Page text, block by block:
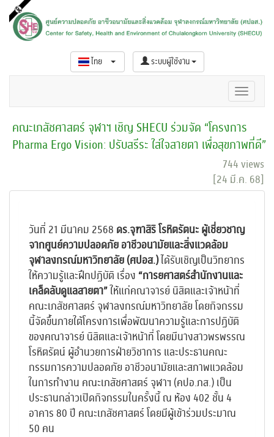
ไทย ระบบผู้ใช้งาน
คณะเภสัชศาสตร์ จุฬาฯ เชิญ SHECU ร่วมจัด “โครงการ
Pharma Ergo Vision: ปรับสรีระ ใส่ใจสายตา เพื่อสุขภาพที่ดี”
744 views
[24 มี.ค. 68]
วันที่ 21 มีนาคม 2568 ดร.จุฑาสิริ โรหิตรัตนะ ผู้เชี่ยวชาญ
จากศูนย์ความปลอดภัย อาชีวอนามัยและสิ่งแวดล้อม
จุฬาลงกรณ์มหาวิทยาลัย (ศปอส.)ได้รับเชิญเป็นวิทยากร
ให้ความรู้และฝึกปฏิบัติ เรื่อง “การยศาสตร์สำนักงานและ
เคล็ดลับดูแลสายตา”ให้แก่คณาจารย์ นิสิตและเจ้าหน้าที่
คณะเภสัชศาสตร์ จุฬาลงกรณ์มหาวิทยาลัย โดยกิจกรรม
นี้จัดขึ้นภายใต้โครงการเพื่อพัฒนาความรู้และการปฏิบัติ
ของคณาจารย์ นิสิตและเจ้าหน้าที่ โดยมีนางสาวพรพรรณ
โรหิตรัตน์ ผู้อำนวยการฝ่ายวิชาการ และประธานคณะ
กรรมการความปลอดภัย อาชีวอนามัยและสภาพแวดล้อม
ในการทำงาน คณะเภสัชศาสตร์ จุฬาฯ (คปอ.ภส.) เป็น
ประธานกล่าวเปิดกิจกรรมในครั้งนี้ ณ ห้อง 402 ชั้น 4
อาคาร 80 ปี คณะเภสัชศาสตร์ โดยมีผู้เข้าร่วมประมาณ
50 คน